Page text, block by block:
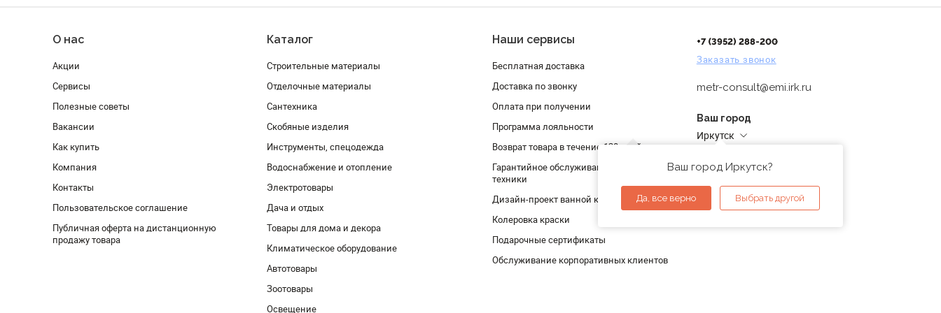
О нас
Акции
Сервисы
Полезные советы
Вакансии
Как купить
Компания
Контакты
Пользовательское соглашение
Публичная оферта на дистанционную
продажу товара
Каталог
Строительные материалы
Отделочные материалы
Сантехника
Скобяные изделия
Инструменты, спецодежда
Водоснабжение и отопление
Электротовары
Дача и отдых
Товары для дома и декора
Климатическое оборудование
Автотовары
Зоотовары
Освещение
Наши сервисы
Бесплатная доставка
Доставка по звонку
Оплата при получении
Программа лояльности
Возврат товара в течение 120 дней
Гарантийное обслуживание и проверка
техники
Дизайн-проект ванной комнаты
Колеровка краски
Подарочные сертификаты
Обслуживание корпоративных клиентов
+7 (3952) 288-200
Заказать звонок
metr-consult@emi.irk.ru
Ваш город
Иркутск
Ваш город Иркутск?
Да, все верно Выбрать другой